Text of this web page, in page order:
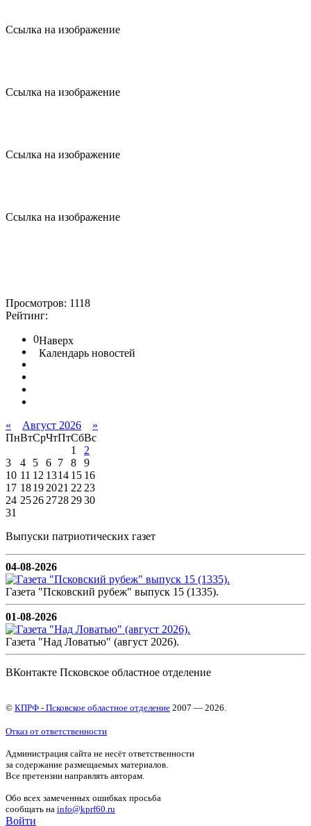
Ссылка на изображение
Ссылка на изображение
Ссылка на изображение
Ссылка на изображение
Просмотров: 1118
Рейтинг:
0Наверх
Календарь новостей
« Август 2026
»
ПнВтСрЧтПтСбВс
1
2
3
4 5 6 7 8
9
10 11 12 1314 15 16
17 18192021 2223
24 252627282930
31
Выпуски патриотических газет
04-08-2026
Газета "Псковский рубеж" выпуск 15 (1335).
01-08-2026
Газета "Над Ловатью" (август 2026).
ВКонтакте Псковское областное отделение
© КПРФ - Псковское областное отделение 2007 — 2026.
Отказ от ответственности
Администрация сайта не несёт ответственности
за содержание размещаемых материалов.
Все претензии направлять авторам.
Обо всех замеченных ошибках просьба
сообщать на info@kprf60.ru
Войти